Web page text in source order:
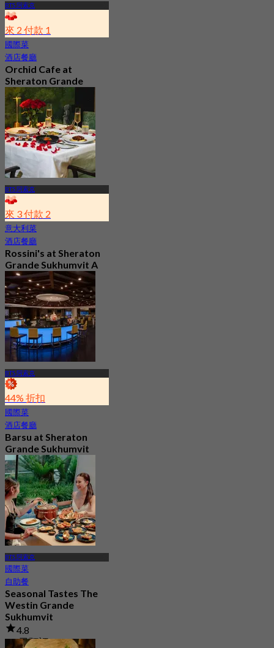
BTS 阿索克
來 2 付款 1
國際菜
酒店餐廳
Orchid Cafe at
Sheraton Grande
Sukhumvit A Luxury
Collection Hotel
4.7
15.1K 已預訂
起฿ 776
BTS 阿索克
來 3 付款 2
意大利菜
酒店餐廳
Rossini's at Sheraton
Grande Sukhumvit A
Luxury Collection
Hotel
5.0
2.9K 已預訂
起฿ 621
BTS 阿索克
44% 折扣
國際菜
酒店餐廳
Barsu at Sheraton
Grande Sukhumvit
4.8
797 已預訂
起฿ 282.75
BTS 阿索克
國際菜
自助餐
Seasonal Tastes The
Westin Grande
Sukhumvit
4.8
2K 已預訂